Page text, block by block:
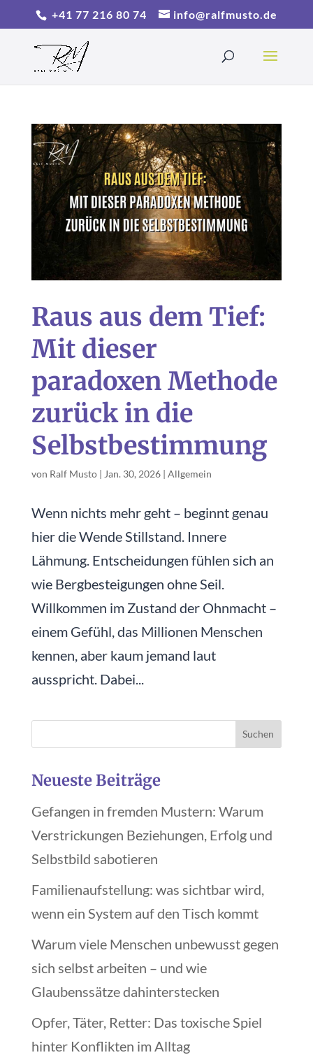
+41 77 216 80 74 info@ralfmusto.de
Raus aus dem Tief:
Mit dieser
paradoxen Methode
zurück in die
Selbstbestimmung
von Ralf Musto| Jan. 30, 2026| Allgemein
Wenn nichts mehr geht – beginnt genau
hier die Wende Stillstand. Innere
Lähmung. Entscheidungen fühlen sich an
wie Bergbesteigungen ohne Seil.
Willkommen im Zustand der Ohnmacht –
einem Gefühl, das Millionen Menschen
kennen, aber kaum jemand laut
ausspricht. Dabei...
Neueste Beiträge
Gefangen in fremden Mustern: Warum
Verstrickungen Beziehungen, Erfolg und
Selbstbild sabotieren
Familienaufstellung: was sichtbar wird,
wenn ein System auf den Tisch kommt
Warum viele Menschen unbewusst gegen
sich selbst arbeiten – und wie
Glaubenssätze dahinterstecken
Opfer, Täter, Retter: Das toxische Spiel
hinter Konflikten im Alltag